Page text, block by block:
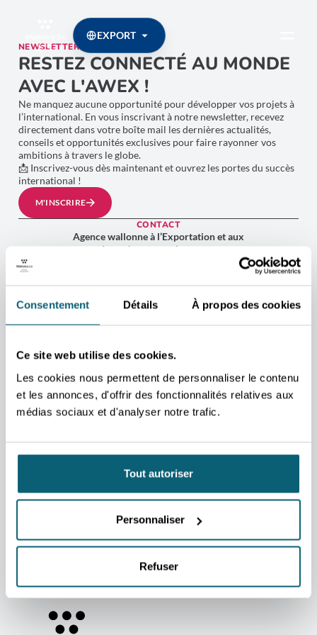
Consentement Détails À propos des cookies
Ce site web utilise des cookies.
Les cookies nous permettent de personnaliser le contenu
et les annonces, d'offrir des fonctionnalités relatives aux
médias sociaux et d'analyser notre trafic.
Tout autoriser
Personnaliser
Refuser
EXPORT
NEWSLETTER
RESTEZ CONNECTÉ AU MONDE
AVEC L'AWEX !
Ne manquez aucune opportunité pour développer vos projets à
l’international. En vous inscrivant à notre newsletter, recevez
directement dans votre boîte mail les dernières actualités,
conseils et opportunités exclusives pour faire rayonner vos
ambitions à travers le globe.
📩 Inscrivez-vous dès maintenant et ouvrez les portes du succès
international !
M'INSCRIRE
CONTACT
Agence wallonne à l’Exportation et aux
Investissements étrangers
Plan d’accès
TVA BE 0267.314.479
SUJETS LES PLUS RECHERCHÉS
CONTACTER UN DÉPARTEMENT
LISTE DES AIDES & SERVICES
JOBS & STAGES ACTUALITÉS
LIENS UTILES
Contact
Presse
Devenir client AWEX